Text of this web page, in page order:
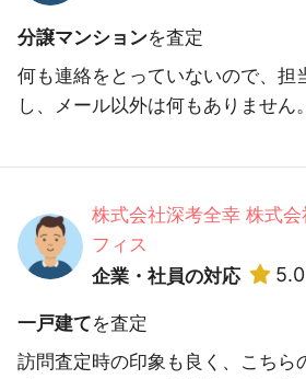
分譲マンションを査定
何も連絡をとっていないので、担
し、メール以外は何もありません。
株式会社深考全幸 株式
フィス
企業・社員の対応
5.0
一戸建てを査定
訪問査定時の印象も良く、こちら